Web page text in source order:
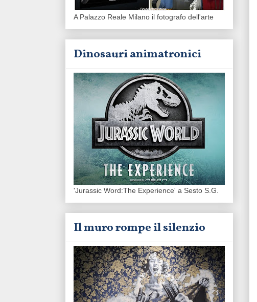
A Palazzo Reale Milano il fotografo dell'arte
Dinosauri animatronici
'Jurassic Word:The Experience' a Sesto S.G.
Il muro rompe il silenzio